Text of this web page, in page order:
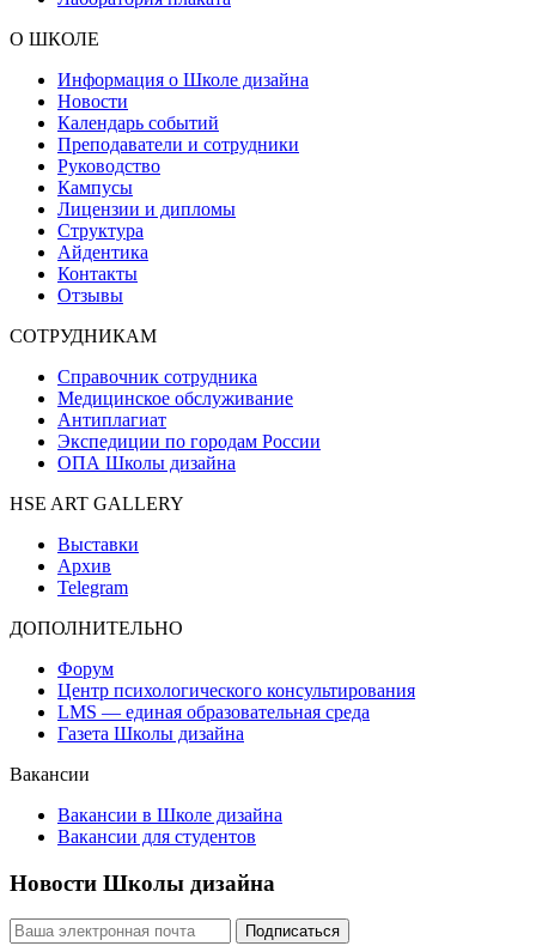
О ШКОЛЕ
Информация о Школе дизайна
Новости
Календарь событий
Преподаватели и сотрудники
Руководство
Кампусы
Лицензии и дипломы
Структура
Айдентика
Контакты
Отзывы
СОТРУДНИКАМ
Справочник сотрудника
Медицинское обслуживание
Антиплагиат
Экспедиции по городам России
ОПА Школы дизайна
HSE ART GALLERY
Выставки
Архив
Telegram
ДОПОЛНИТЕЛЬНО
Форум
Центр психологического консультирования
LMS — единая образовательная среда
Газета Школы дизайна
Вакансии
Вакансии в Школе дизайна
Вакансии для студентов
Новости Школы дизайна